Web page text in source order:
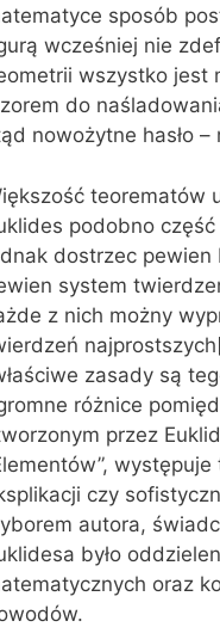
sposób
wcześniej nie
wszystko jest
do
nowożytne hasło
teorematów
podobno
dostrzec pewien
system
z nich możny
zasady są
różnice
przez
czy
autora,
było
oraz